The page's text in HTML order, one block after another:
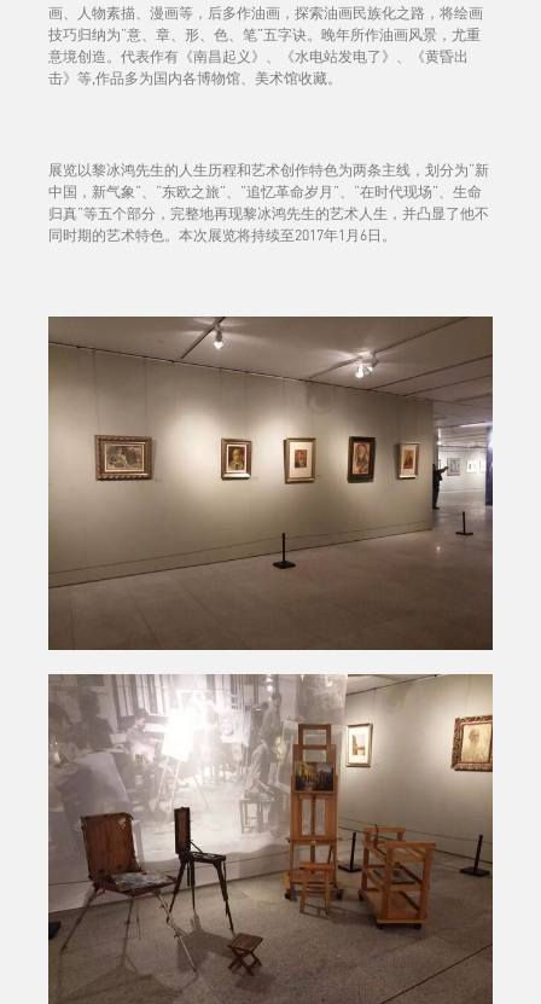
画、人物素描、漫画等，后多作油画，探索油画民族化之路，将绘画
技巧归纳为“意、章、形、色、笔”五字诀。晚年所作油画风景，尤重
意境创造。代表作有《南昌起义》、《水电站发电了》、《黄昏出
击》等,作品多为国内各博物馆、美术馆收藏。
展览以黎冰鸿先生的人生历程和艺术创作特色为两条主线，划分为“新
中国，新气象”、“东欧之旅”、“追忆革命岁月”、“在时代现场”、生命
归真”等五个部分，完整地再现黎冰鸿先生的艺术人生，并凸显了他不
同时期的艺术特色。本次展览将持续至2017年1月6日。